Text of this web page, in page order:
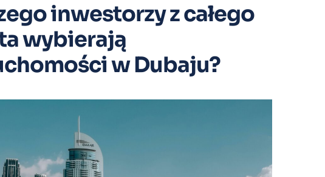
inwestorzy z całego
wybierają
w Dubaju?